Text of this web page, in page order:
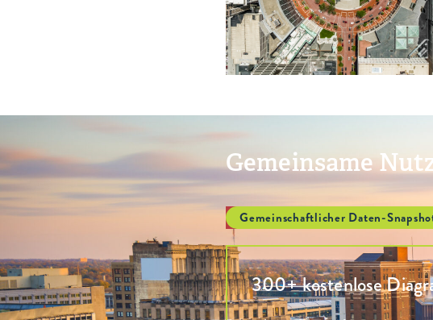
Gemeinsame
Gemeinschaftlicher Daten-
300+ kostenlose